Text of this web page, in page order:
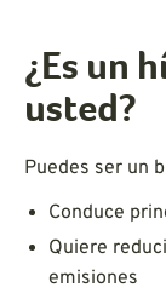
¿Es un
usted?
Puedes ser un
Conduce
Quiere
emisiones